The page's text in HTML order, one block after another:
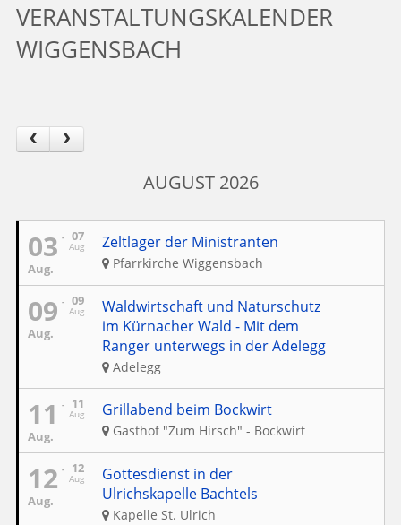
VERANSTALTUNGSKALENDER
WIGGENSBACH
AUGUST 2026
07
Aug
03
Aug.
Zeltlager der Ministranten
Pfarrkirche Wiggensbach
09
Aug
09
Aug.
Waldwirtschaft und Naturschutz
im Kürnacher Wald - Mit dem
Ranger unterwegs in der Adelegg
Adelegg
11
Aug
11
Aug.
Grillabend beim Bockwirt
Gasthof "Zum Hirsch" - Bockwirt
12
Aug
12
Aug.
Gottesdienst in der
Ulrichskapelle Bachtels
Kapelle St. Ulrich